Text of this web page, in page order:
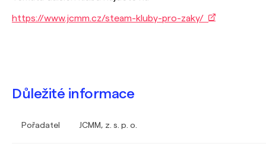
https://www.jcmm.cz/steam-kluby-pro-zaky/
Důležité informace
Pořadatel JCMM, z. s. p. o.